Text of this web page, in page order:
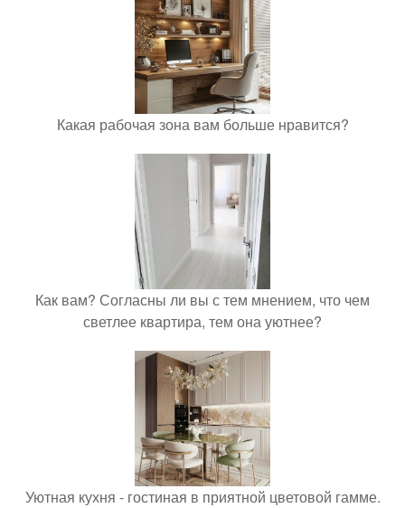
Какая рабочая зона вам больше нравится?
Как вам? Согласны ли вы с тем мнением, что чем
светлее квартира, тем она уютнее?
Уютная кухня - гостиная в приятной цветовой гамме.